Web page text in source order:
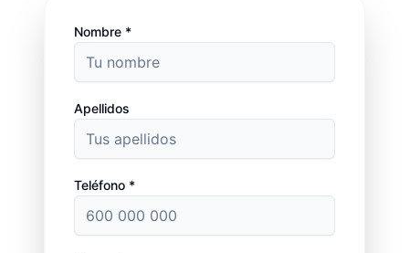
Nombre *
Apellidos
Teléfono *